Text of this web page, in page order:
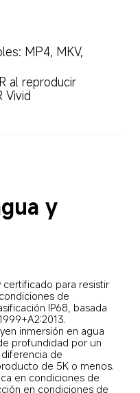
MP4, MKV,
al reproducir
Vivid
y
para resistir
de
IP68, basada
inmersión en agua
profundidad por un
de
de 5K o menos.
en condiciones de
en condiciones de